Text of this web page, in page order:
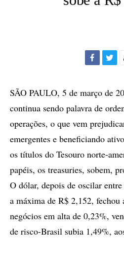
SÃO PAULO, 5 de março de
continua sendo palavra de
operações, o que vem
emergentes e beneficiando
os títulos do Tesouro norte-
papéis, os treasuries, sobem,
O dólar, depois de oscilar
a máxima de R$ 2,152, fechou
negócios em alta de 0,23%,
de risco-Brasil subia 1,49%,